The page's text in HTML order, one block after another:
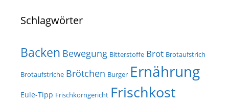
Schlagwörter
Backen Bewegung Bitterstoffe Brot Brotaufstrich
Brotaufstriche Brötchen Burger Ernährung
Eule-Tipp Frischkorngericht Frischkost